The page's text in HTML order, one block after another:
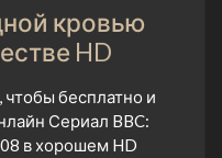
кровью
HD
чтобы бесплатно и
Сериал BBC:
в хорошем HD